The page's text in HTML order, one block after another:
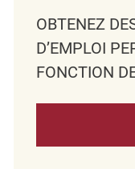
OBTENEZ
D’EMPLOI
FONCTION